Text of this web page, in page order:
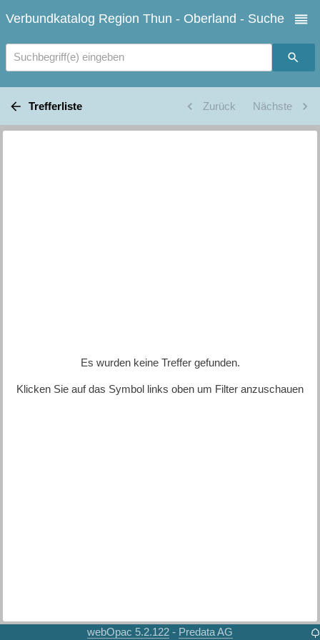
Verbundkatalog Region Thun - Oberland - Suche
Suchbegriff(e) eingeben
Trefferliste Zurück Nächste
Es wurden keine Treffer gefunden.
Klicken Sie auf das Symbol links oben um Filter anzuschauen
webOpac 5.2.122 - Predata AG